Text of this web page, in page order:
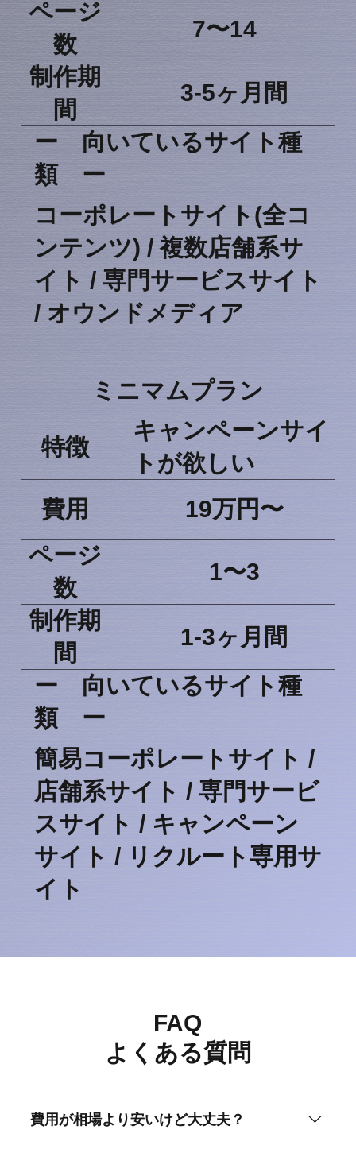
​7〜14​​
​制作期
間
​3-5ヶ月間
​ページ
数​
ー ​向いているサイト種
類 ー
​コーポレートサイト(全コ
ンテンツ) / 複数店舗系サ
イト / 専門サービスサイト
/ オウンドメディア
​費用 19万円〜​
​1〜3​​
​制作期
間
​1-3ヶ月間
ミニマムプラン
​ページ
数​
​特徴​
​キャンペーンサイ
トが欲しい
ー ​向いているサイト種
類 ー
​簡易コーポレートサイト /
店舗系サイト / 専門サービ
スサイト / キャンペーン
サイト / リクルート専用サ
イト
​FAQ
​よくある質問
費用が相場より安いけど大丈夫？